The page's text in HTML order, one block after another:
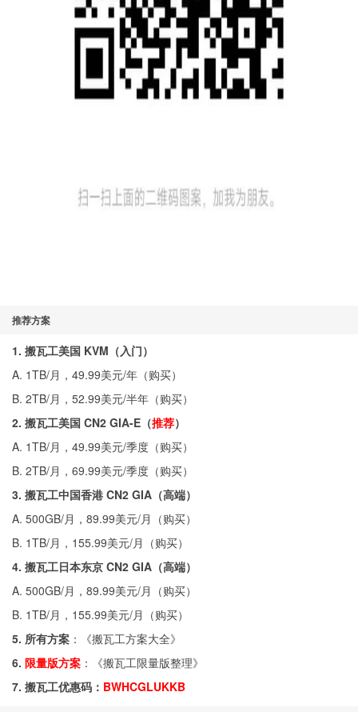
推荐方案
1. 搬瓦工美国 KVM（入门）
A. 1TB/月，49.99美元/年（购买）
B. 2TB/月，52.99美元/半年（购买）
2. 搬瓦工美国 CN2 GIA-E（推荐）
A. 1TB/月，49.99美元/季度（购买）
B. 2TB/月，69.99美元/季度（购买）
3. 搬瓦工中国香港 CN2 GIA（高端）
A. 500GB/月，89.99美元/月（购买）
B. 1TB/月，155.99美元/月（购买）
4. 搬瓦工日本东京 CN2 GIA（高端）
A. 500GB/月，89.99美元/月（购买）
B. 1TB/月，155.99美元/月（购买）
5. 所有方案 ：《搬瓦工方案大全》
6. 限量版方案 ：《搬瓦工限量版整理》
7. 搬瓦工优惠码： BWHCGLUKKB